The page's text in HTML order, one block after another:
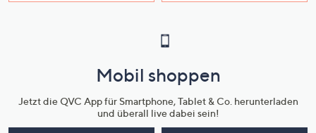
Mobil shoppen
Jetzt die QVC App für Smartphone, Tablet & Co. herunterladen
und überall live dabei sein!